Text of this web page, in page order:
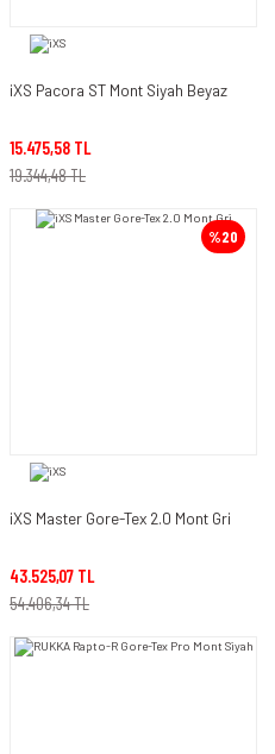
iXS Pacora ST Mont Siyah Beyaz
15.475,58 TL
19.344,48 TL
%20
iXS Master Gore-Tex 2.0 Mont Gri
43.525,07 TL
54.406,34 TL